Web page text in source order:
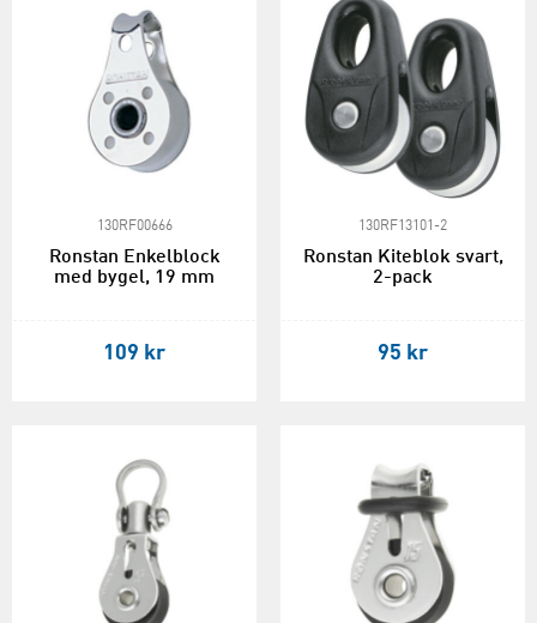
130RF00666
Ronstan Enkelblock
med bygel, 19 mm
109 kr
130RF13101-2
Ronstan Kiteblok svart,
2-pack
95 kr